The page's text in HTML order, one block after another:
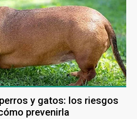
y gatos: los riesgos
prevenirla